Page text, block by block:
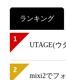
ランキング
1
UTAGE(ウ
2
mixi2でフ